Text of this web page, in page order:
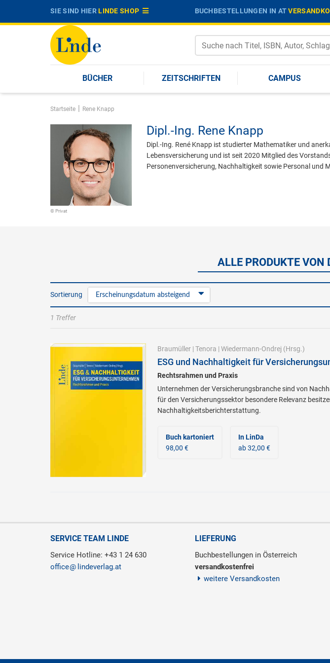
SIE SIND HIERLINDE SHOP BUCHBESTELLUNGEN IN AT
BÜCHER ZEITSCHRIFTEN CAMPUS
Startseite | Rene Knapp
© Privat
Dipl.-Ing. Rene Knapp
Dipl.-Ing. René Knapp ist studierter Mathematiker und
Lebensversicherung und ist seit 2020 Mitglied des
Personenversicherung, Nachhaltigkeit sowie Personal und
ALLE PRODUKTE
Sortierung Erscheinungsdatum absteigend
1 Treffer
Braumüller| Tenora | Wiedermann-Ondrej(Hrsg.)
ESG und Nachhaltigkeit für
Rechtsrahmen und Praxis
Unternehmen der Versicherungsbranche sind von
für den Versicherungssektor besondere Relevanz
Nachhaltigkeitsberichterstattung.
Buch kartoniert
98,00 €
In LinDa
ab 32,00 €
SERVICE TEAM LINDE
Service Hotline: +43 1 24 630
office
lindeverlag.at
LIEFERUNG
Buchbestellungen in Österreich
versandkostenfrei
weitere Versandkosten